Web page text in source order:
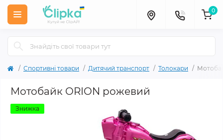
0
Спортивні товари Дитячий транспорт Толокари
Мотобайк ORION рожевий
Знижка